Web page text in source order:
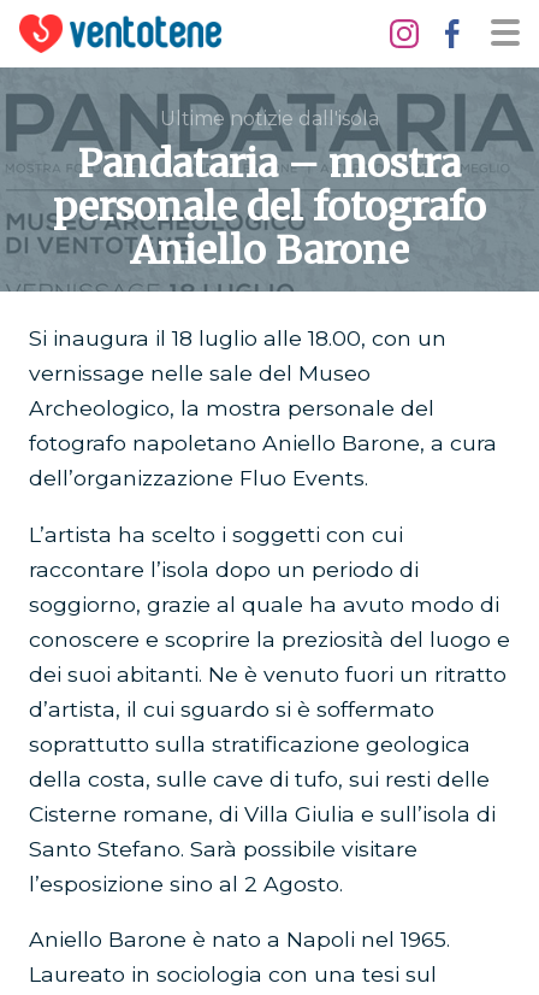
Ultime notizie dall'isola
Pandataria – mostra
personale del fotografo
Aniello Barone
Si inaugura il 18 luglio alle 18.00, con un
vernissage nelle sale del Museo
Archeologico, la mostra personale del
fotografo napoletano Aniello Barone, a cura
dell’organizzazione Fluo Events.
L’artista ha scelto i soggetti con cui
raccontare l’isola dopo un periodo di
soggiorno, grazie al quale ha avuto modo di
conoscere e scoprire la preziosità del luogo e
dei suoi abitanti. Ne è venuto fuori un ritratto
d’artista, il cui sguardo si è soffermato
soprattutto sulla stratificazione geologica
della costa, sulle cave di tufo, sui resti delle
Cisterne romane, di Villa Giulia e sull’isola di
Santo Stefano. Sarà possibile visitare
l’esposizione sino al 2 Agosto.
Aniello Barone è nato a Napoli nel 1965.
Laureato in sociologia con una tesi sul